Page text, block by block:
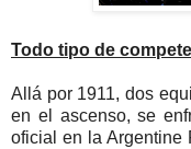
Todo tipo de
Allá por 1911, dos
en el ascenso, se
oficial en la Argentine